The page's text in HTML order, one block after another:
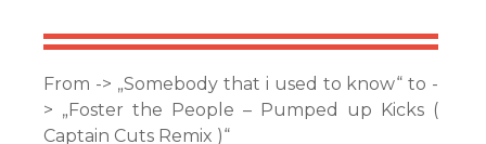
From -> „Somebody that i used to know“ to -
> „Foster the People – Pumped up Kicks (
Captain Cuts Remix )“